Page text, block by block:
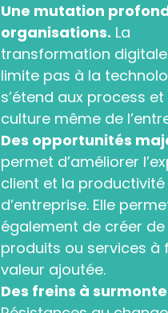
Une mutation
organisations. La
transformation
limite pas à la
s’étend aux process et
culture même de
Des opportunités
permet d’améliorer
client et la productivité
d’entreprise. Elle
également de créer
produits ou services à
valeur ajoutée.
Des freins à